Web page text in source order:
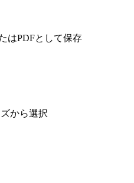
はPDFとして保存
から選択